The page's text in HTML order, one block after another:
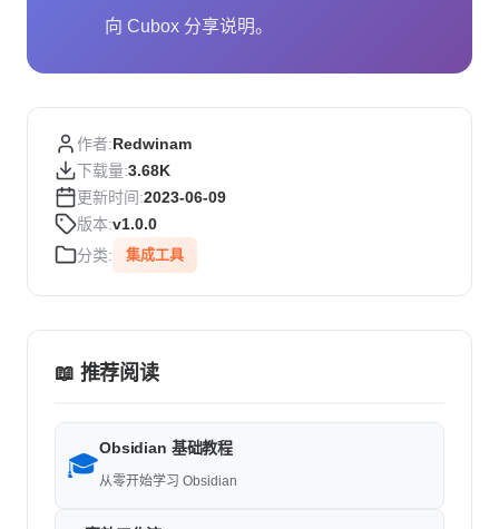
向 Cubox 分享说明。
作者:Redwinam
下载量:3.68K
更新时间:2023-06-09
版本:v1.0.0
分类:
集成工具
📖 推荐阅读
🎓
Obsidian 基础教程
从零开始学习 Obsidian